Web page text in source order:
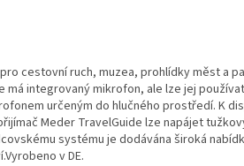
cestovní ruch, muzea, prohlídky měst a
integrovaný mikrofon, ale lze jej
určeným do hlučného prostředí. K
Meder TravelGuide lze napájet
systému je dodávána široká
v DE.